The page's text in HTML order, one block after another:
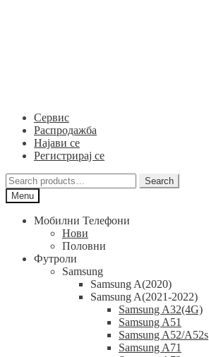
Сервис
Распродажба
Најави се
Регистрирај се
Search
for:
Search
Menu
Мобилни Телефони
Нови
Половни
Футроли
Samsung
Samsung A(2020)
Samsung A(2021-2022)
Samsung A32(4G)
Samsung A51
Samsung A52/A52s
Samsung A71